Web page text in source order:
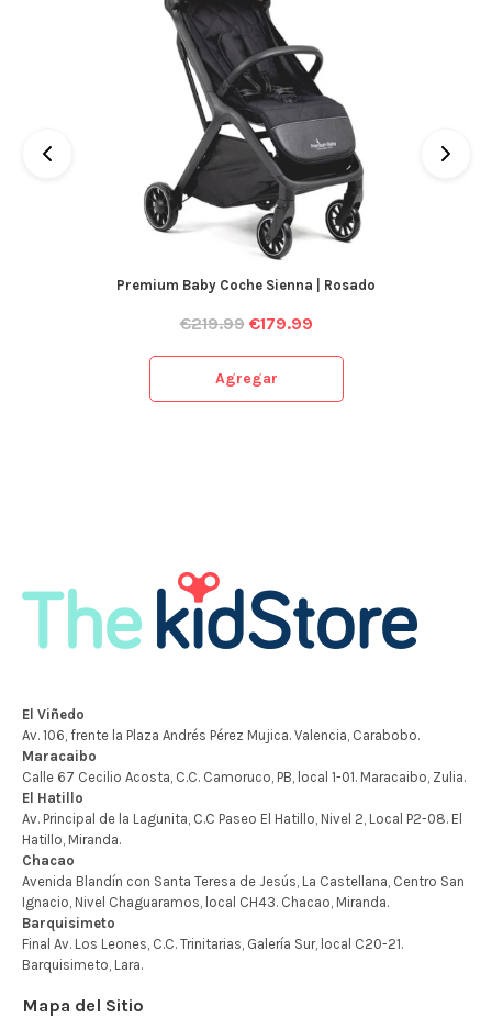
Premium Baby Coche Sienna | Rosado
€219.99 €179.99
Agregar
Mapa del Sitio